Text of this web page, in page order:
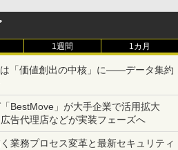
1週間 1カ月
「価値創出の中核」に――データ集約
BestMove」が大手企業で活用拡大
告代理店などが実装フェーズへ
業務プロセス変革と最新セキュリティ